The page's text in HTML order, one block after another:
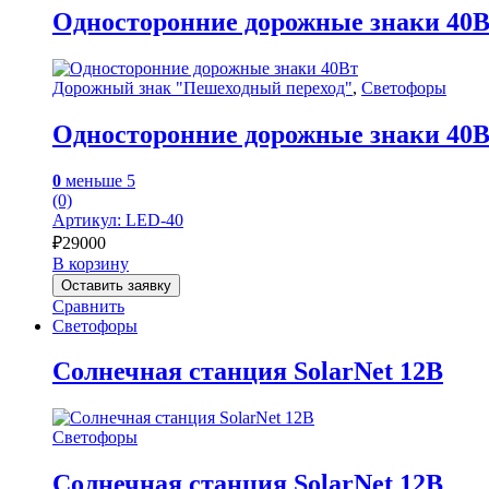
Односторонние дорожные знаки
Дорожный знак "Пешеходный переход", Светофоры
Односторонние дорожные знаки
0 меньше 5
(0)
Артикул: LED-40
₽29000
В корзину
Оставить заявку
Сравнить
Светофоры
Солнечная станция SolarNet 12В
Светофоры